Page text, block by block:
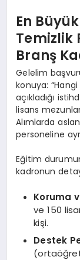
En
Temizlik
Branş
Gelelim
konuya: “Hangi
açıkladığı
lisans
Alımlarda
personeline
Eğitim
kadronun
Koruma
ve 150
kişi.
Destek